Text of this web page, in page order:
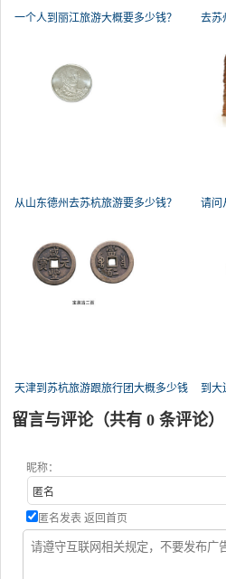
一个人到丽江旅游大概要多少钱？
去苏
从山东德州去苏杭旅游要多少钱？ 请问
天津到苏杭旅游跟旅行团大概多少钱 到大
留言与评论（共有 0 条评论）
昵称：
匿名发表 返回首页